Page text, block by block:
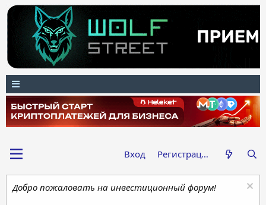
Вход Регистрация
Добро пожаловать на инвестиционный форум!